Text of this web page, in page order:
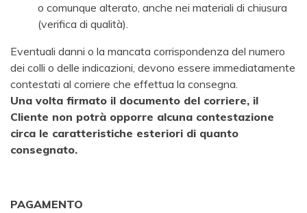
o comunque alterato, anche nei materiali di chiusura
(verifica di qualità).
Eventuali danni o la mancata corrispondenza del numero
dei colli o delle indicazioni, devono essere immediatamente
contestati al corriere che effettua la consegna.
Una volta firmato il documento del corriere, il
Cliente non potrà opporre alcuna contestazione
circa le caratteristiche esteriori di quanto
consegnato.
PAGAMENTO